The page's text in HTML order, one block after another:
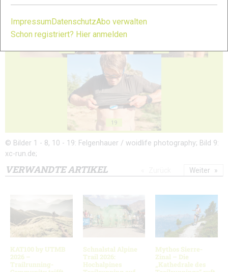
19
© Bilder 1 - 8, 10 - 19: Felgenhauer / woidlife photography; Bild 9:
xc-run.de;
VERWANDTE ARTIKEL
KAT100 by UTMB
2026 –
Trailrunning-
Schnalstal Alpine
Trail 2026:
Hochalpines
Mythos Sierre-
Zinal – Die
„Kathedrale des
Weiter
Impressum DatenschutzAbo verwalten
Schon registriert? Hier anmelden